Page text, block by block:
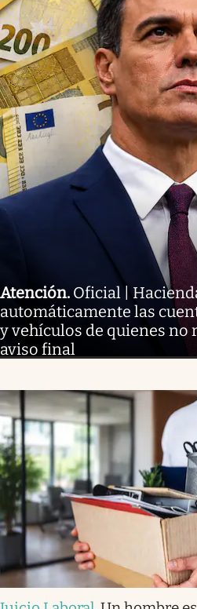
Atención. Oficial |
automáticamente las
y vehículos de quienes no
aviso final